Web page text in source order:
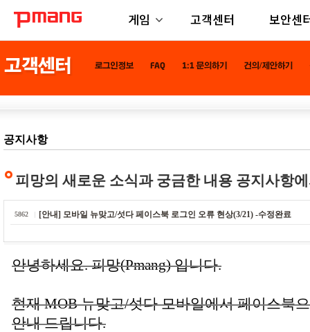
게임 고객센터 보안센
공지사항
피망의 새로운 소식과 궁금한 내용 공지사항
5862 [안내] 모바일 뉴맞고/섯다 페이스북 로그인 오류 현상(3/21) -수정완료
안녕하세요. 피망(Pmang) 입니다.
현재 MOB 뉴맞고/섯다 모바일에서 페이스북
안내 드립니다.